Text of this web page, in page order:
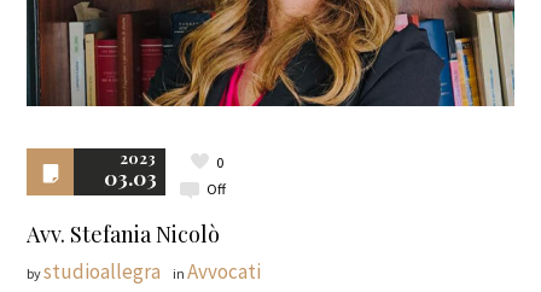
2023
03.03 Off
0
Avv. Stefania Nicolò
bystudioallegra inAvvocati